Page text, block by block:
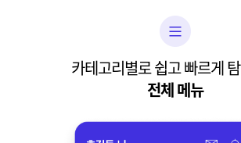
카테고리별로 쉽고 빠르게
전체 메뉴